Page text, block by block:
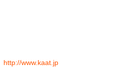
http://www.kaat.jp